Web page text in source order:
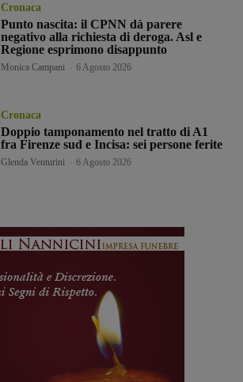
Cronaca
Punto nascita: il CPNN dà parere
negativo alla richiesta di deroga. Asl e
Regione esprimono disappunto
Monica Campani 6 Agosto 2026
Cronaca
Doppio tamponamento nel tratto di A1
fra Firenze sud e Incisa: sei persone ferite
Glenda Venturini 6 Agosto 2026